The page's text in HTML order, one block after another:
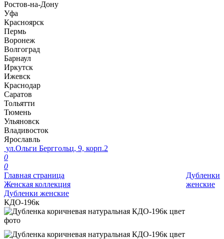
Ростов-на-Дону
Уфа
Красноярск
Пермь
Воронеж
Волгоград
Барнаул
Иркутск
Ижевск
Краснодар
Саратов
Тольятти
Тюмень
Ульяновск
Владивосток
Ярославль
ул.Ольги Берггольц, 9, корп.2
0
0
Главная страница
Женская коллекция
Дубленки женские
КДО-196к
Дубленки
женские